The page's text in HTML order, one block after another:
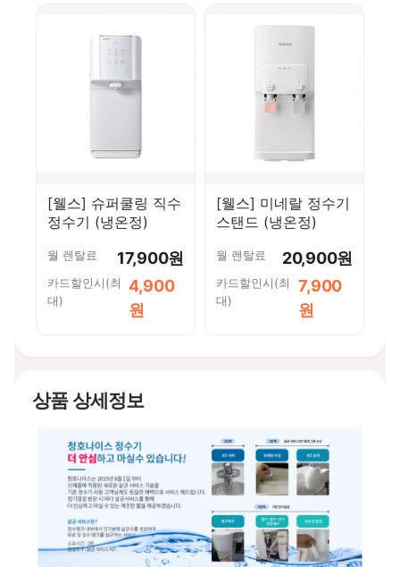
[웰스] 슈퍼쿨링 직수
정수기 (냉온정)
월 렌탈료 17,900원
카드할인시(최
대)
4,900
원
[웰스] 미네랄 정수기
스탠드 (냉온정)
월 렌탈료 20,900원
카드할인시(최
대)
7,900
원
상품 상세정보